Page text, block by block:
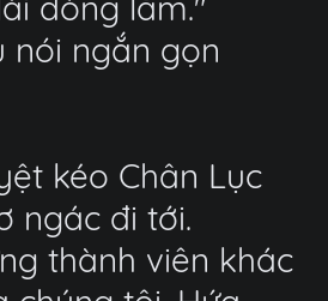
nói ngắn gọn
kéo Chân Lục
ngác đi tới.
thành viên khác